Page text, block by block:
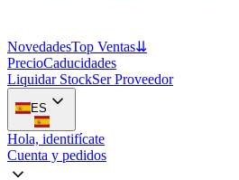
NovedadesTop Ventas⇊
PrecioCaducidades
Liquidar StockSer Proveedor
ES
Hola, identifícate
Cuenta y pedidos